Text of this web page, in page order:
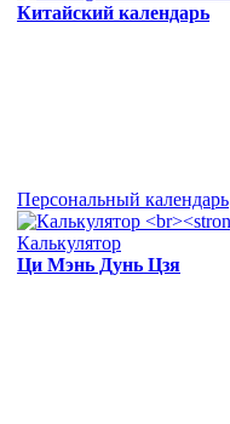
Китайский календарь
Персональный календарь
Калькулятор
Ци Мэнь Дунь Цзя